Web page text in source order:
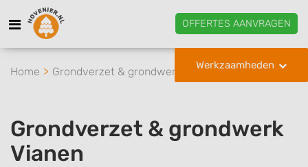
OFFERTES AANVRAGEN
Werkzaamheden
Home Grondverzet & grondwerk Vianen
Grondverzet & grondwerk
Vianen